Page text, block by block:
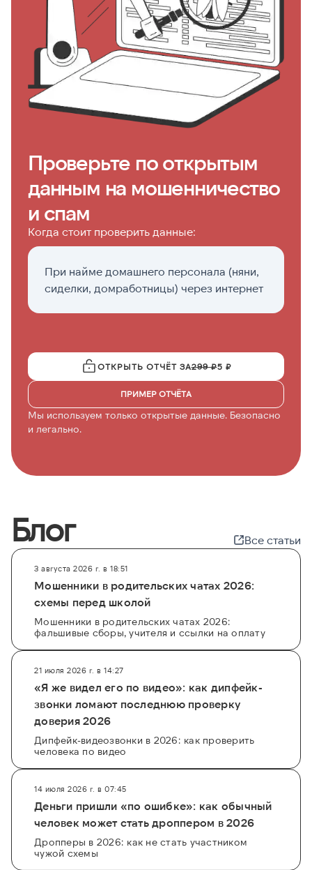
Проверьте по открытым
данным на мошенничество
и спам
Когда стоит проверить данные:
При найме домашнего персонала (няни,
сиделки, домработницы) через интернет
ОТКРЫТЬ ОТЧЁТ ЗА299 ₽5 ₽
ПРИМЕР ОТЧЁТА
Мы используем только открытые данные. Безопасно
и легально.
Блог Все статьи
3 августа 2026 г. в 18:51
Мошенники в родительских чатах 2026:
схемы перед школой
Мошенники в родительских чатах 2026:
фальшивые сборы, учителя и ссылки на оплату
21 июля 2026 г. в 14:27
«Я же видел его по видео»: как дипфейк-
звонки ломают последнюю проверку
доверия 2026
Дипфейк-видеозвонки в 2026: как проверить
человека по видео
14 июля 2026 г. в 07:45
Деньги пришли «по ошибке»: как обычный
человек может стать дроппером в 2026
Дропперы в 2026: как не стать участником
чужой схемы